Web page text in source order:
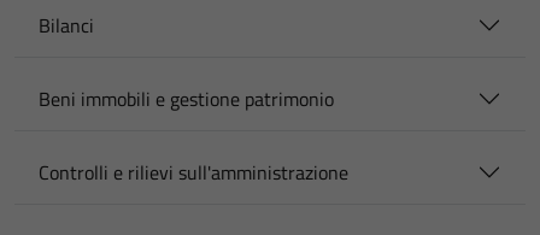
Bilanci
Beni immobili e gestione patrimonio
Controlli e rilievi sull'amministrazione